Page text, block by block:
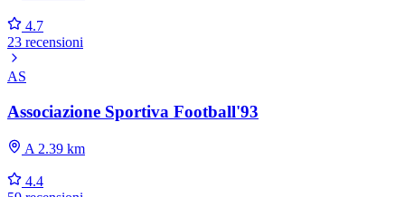
4.7
23 recensioni
AS
Associazione Sportiva Football'93
A 2.39 km
4.4